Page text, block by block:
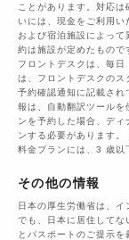
ことがあります。対応
いには、現金をご利用
および宿泊施設によっ
約は施設が定めたもので
フロントデスクは、毎
は、フロントデスクのス
予約確認通知に記載され
報は、自動翻訳ツール
ンを予約した場合、デ
ンする必要があります
料金プランには、3 歳以
その他の情報
日本の厚生労働省は、
でも、日本に​居住してな
とパスポートのご提示